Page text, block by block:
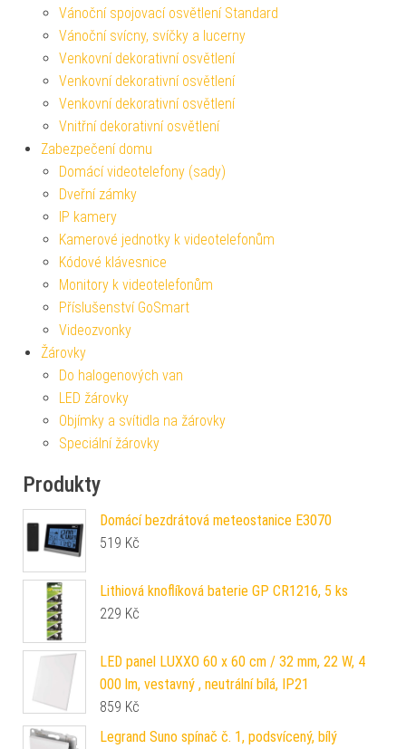
Vánoční spojovací osvětlení Standard
Vánoční svícny, svíčky a lucerny
Venkovní dekorativní osvětlení
Venkovní dekorativní osvětlení
Venkovní dekorativní osvětlení
Vnitřní dekorativní osvětlení
Zabezpečení domu
Domácí videotelefony (sady)
Dveřní zámky
IP kamery
Kamerové jednotky k videotelefonům
Kódové klávesnice
Monitory k videotelefonům
Příslušenství GoSmart
Videozvonky
Žárovky
Do halogenových van
LED žárovky
Objímky a svítidla na žárovky
Speciální žárovky
Produkty
Domácí bezdrátová meteostanice E3070
519 Kč
Lithiová knoflíková baterie GP CR1216, 5 ks
229 Kč
LED panel LUXXO 60 x 60 cm / 32 mm, 22 W, 4
000 lm, vestavný , neutrální bílá, IP21
859 Kč
Legrand Suno spínač č. 1, podsvícený, bílý